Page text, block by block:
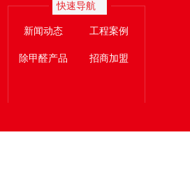
快速导航
新闻动态 工程案例
除甲醛产品 招商加盟